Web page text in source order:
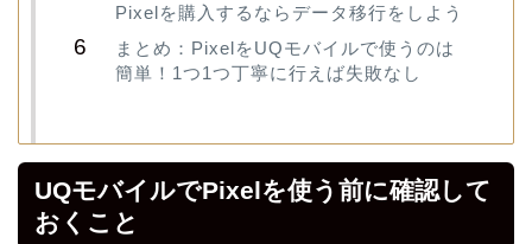
Pixelを購入するならデータ移行をしよう
まとめ：PixelをUQモバイルで使うのは
簡単！1つ1つ丁寧に行えば失敗なし
UQモバイルでPixelを使う前に確認して
おくこと